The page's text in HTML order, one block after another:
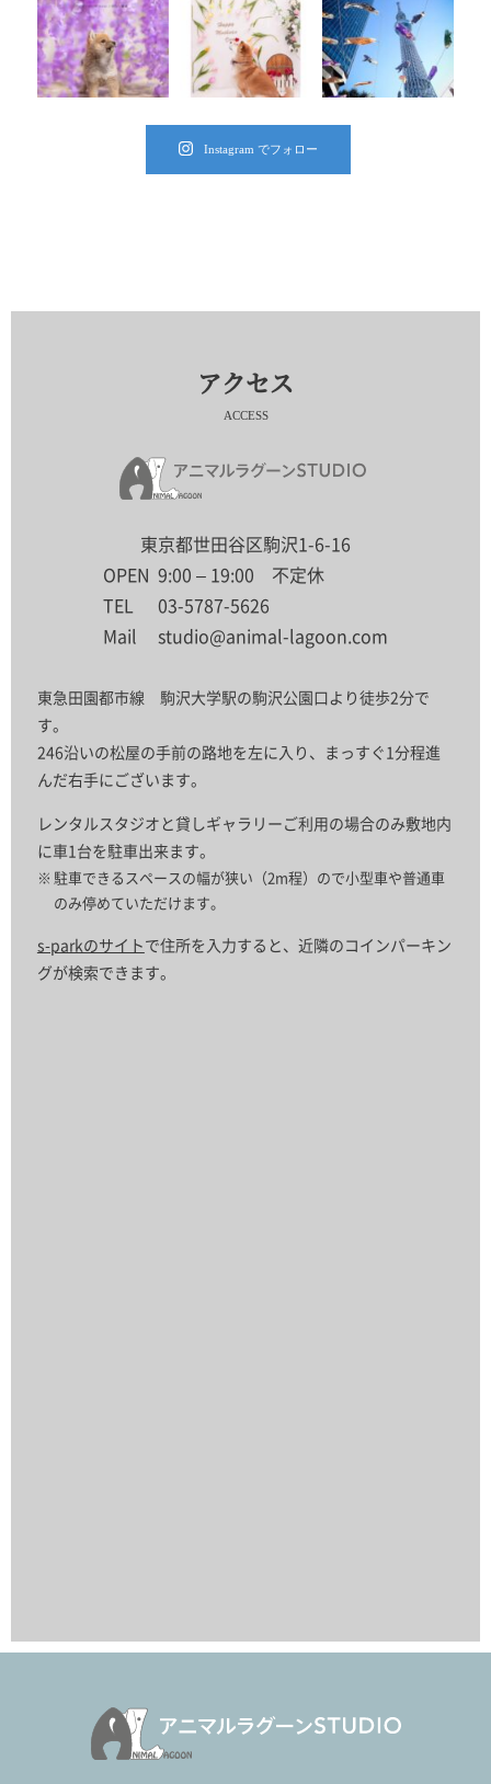
Instagram でフォロー
アクセス
ACCESS
東京都世田谷区駒沢1-6-16
OPEN 9:00 – 19:00 不定休
TEL
03-5787-5626
Mail
studio@animal-lagoon.com
東急田園都市線 駒沢大学駅の駒沢公園口より徒歩2分で
す。
246沿いの松屋の手前の路地を左に入り、まっすぐ1分程進
んだ右手にございます。
レンタルスタジオと貸しギャラリーご利用の場合のみ敷地内
に車1台を駐車出来ます。
駐車できるスペースの幅が狭い（2m程）ので小型車や普通車
のみ停めていただけます。
s-parkのサイトで住所を入力すると、近隣のコインパーキン
グが検索できます。